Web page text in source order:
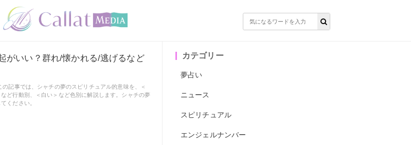
がいい？群れ/懐かれる/逃げるなど
記事では、シャチの夢のスピリチュアル的意味を、＜
ど行動別、＜白い＞など色別に解説します。シャチの夢
ください。
カテゴリー
夢占い
ニュース
スピリチュアル
エンジェルナンバー